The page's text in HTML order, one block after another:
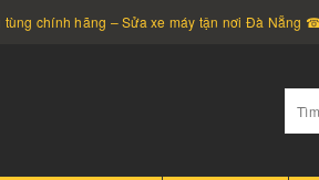
tùng chính hãng – Sửa xe máy tận nơi Đà Nẵng